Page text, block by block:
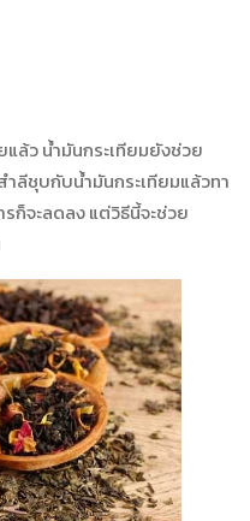
น้ำมันกระเทียมยังช่วย
ลีชุบกับน้ำมันกระเทียมแล้วทา
ก็จะลดลง แต่วิธีนี้จะช่วย